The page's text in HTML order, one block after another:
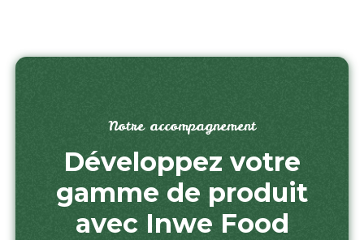
Notre accompagnement
Développez votre
gamme de produit
avec Inwe Food